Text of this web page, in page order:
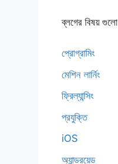
ব্লগের বিষয় গুলো
প্রোগ্রামিং
মেশিন লার্নিং
ফ্রিল্যান্সিং
প্রযুক্তি
iOS
অ্যান্ড্রয়েড